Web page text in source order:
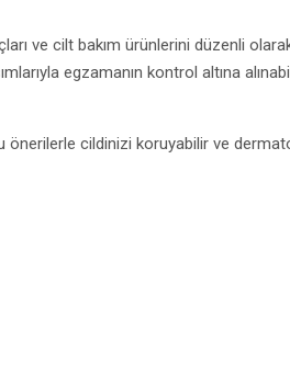
ve cilt bakım ürünlerini düzenli
egzamanın kontrol altına
önerilerle cildinizi koruyabilir ve